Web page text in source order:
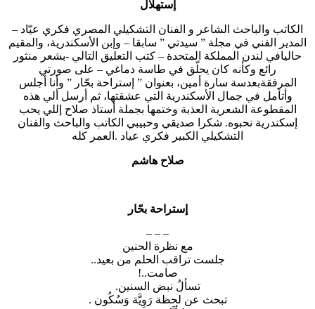
إستهلال
الكاتب والباحث الشاعر و الفنان التشكيلي المصري فكري عيّاد –
المدير الفني في مجلة ” سيدتي ” سابقا – وإبن الأسكندرية، والمقيم
حاليافي لندن المملكة المتحدة – كتب التعليق التالي -بشعر منثور
رائع وكأنه كان يحلّق في طاسة دماغي – على صورتي
المرفقةبعدسة سارة أمين، بعنوان ” إستراحة بحّار ” وأنا أجلس
وأتأمل في جمال الأسكندرية التي عشقتها، ثم أرسل ألي هذه
المقطوعة الشعرية العذبة وختمها بجملة أستاذ صلاح إللي يحب
إسكندرية نحبوه. شكرا صديقي وحبيبي الكاتب والباحث والفنان
التشكيلي الكبير فكري عياد .العمر كله
صلاح هاشم
إستراحة بحّار
– – –
مع نظرة الحنين
جلست تراقب الحلم من بعيد..
صامت..!
تسألُ نبض السنين.
تبحث عن لحظة رَوِيَّة وَسُكُون .